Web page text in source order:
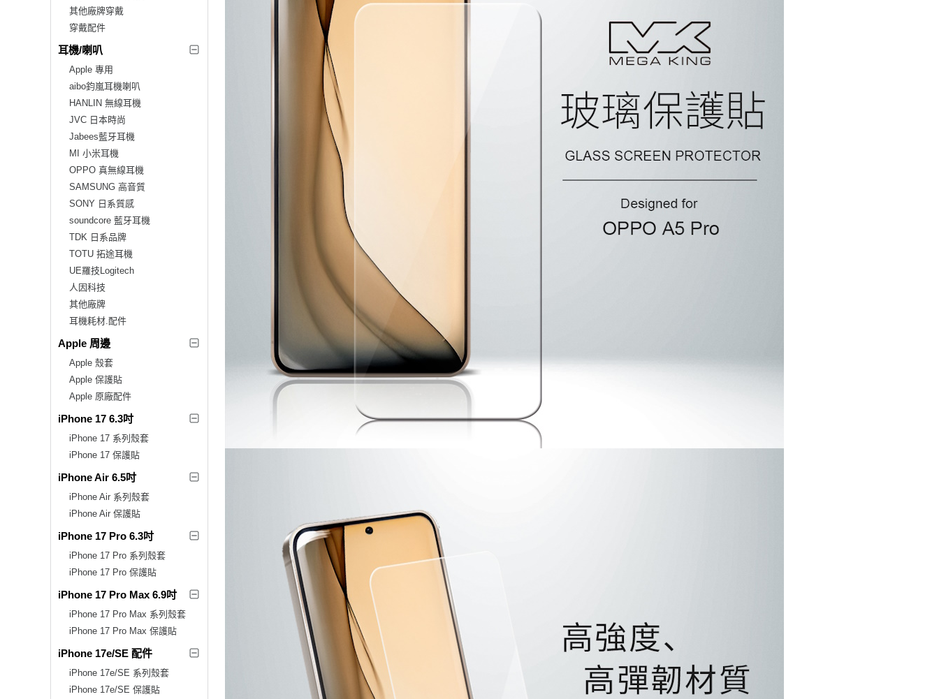
其他廠牌穿戴
穿戴配件
耳機/喇叭
Apple 專用
aibo鈞嵐耳機喇叭
HANLIN 無線耳機
JVC 日本時尚
Jabees藍牙耳機
MI 小米耳機
OPPO 真無線耳機
SAMSUNG 高音質
SONY 日系質感
soundcore 藍牙耳機
TDK 日系品牌
TOTU 拓途耳機
UE羅技Logitech
人因科技
其他廠牌
耳機耗材.配件
Apple 周邊
Apple 殼套
Apple 保護貼
Apple 原廠配件
iPhone 17 6.3吋
iPhone 17 系列殼套
iPhone 17 保護貼
iPhone Air 6.5吋
iPhone Air 系列殼套
iPhone Air 保護貼
iPhone 17 Pro 6.3吋
iPhone 17 Pro 系列殼套
iPhone 17 Pro 保護貼
iPhone 17 Pro Max 6.9吋
iPhone 17 Pro Max 系列殼套
iPhone 17 Pro Max 保護貼
iPhone 17e/SE 配件
iPhone 17e/SE 系列殼套
iPhone 17e/SE 保護貼